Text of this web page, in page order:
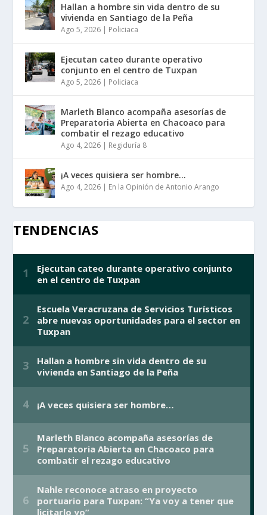
Hallan a hombre sin vida dentro de su
vivienda en Santiago de la Peña
Ago 5, 2026 | Policiaca
Ejecutan cateo durante operativo
conjunto en el centro de Tuxpan
Ago 5, 2026 | Policiaca
Marleth Blanco acompaña asesorías de
Preparatoria Abierta en Chacoaco para
combatir el rezago educativo
Ago 4, 2026 | Regiduría 8
¡A veces quisiera ser hombre…
Ago 4, 2026 | En la Opinión de Antonio Arango
TENDENCIAS